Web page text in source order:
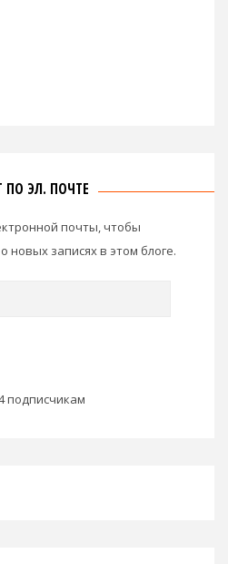
ПО ЭЛ. ПОЧТЕ
почты, чтобы
новых записях в этом блоге.
подписчикам